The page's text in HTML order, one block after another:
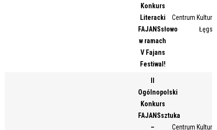
Konkurs
Literacki
FAJANSsłowo
w ramach
V Fajans
Festiwal!
Centrum Kultury
Ogólnopolski
Konkurs
FAJANSsztuka
–
Centrum Kultury